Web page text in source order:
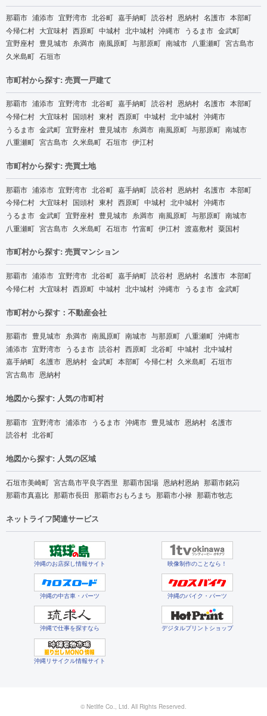
那覇市 浦添市 宜野湾市 北谷町 嘉手納町 読谷村 恩納村 名護市 本部町
今帰仁村 大宜味村 西原町 中城村 北中城村 沖縄市 うるま市 金武町
宜野座村 豊見城市 糸満市 南風原町 与那原町 南城市 八重瀬町 宮古島市
久米島町 石垣市
市町村から探す: 売買一戸建て
那覇市 浦添市 宜野湾市 北谷町 嘉手納町 読谷村 恩納村 名護市 本部町
今帰仁村 大宜味村 国頭村 東村 西原町 中城村 北中城村 沖縄市
うるま市 金武町 宜野座村 豊見城市 糸満市 南風原町 与那原町 南城市
八重瀬町 宮古島市 久米島町 石垣市 伊江村
市町村から探す: 売買土地
那覇市 浦添市 宜野湾市 北谷町 嘉手納町 読谷村 恩納村 名護市 本部町
今帰仁村 大宜味村 国頭村 東村 西原町 中城村 北中城村 沖縄市
うるま市 金武町 宜野座村 豊見城市 糸満市 南風原町 与那原町 南城市
八重瀬町 宮古島市 久米島町 石垣市 竹富町 伊江村 渡嘉敷村 粟国村
市町村から探す: 売買マンション
那覇市 浦添市 宜野湾市 北谷町 嘉手納町 読谷村 恩納村 名護市 本部町
今帰仁村 大宜味村 西原町 中城村 北中城村 沖縄市 うるま市 金武町
市町村から探す：不動産会社
那覇市 豊見城市 糸満市 南風原町 南城市 与那原町 八重瀬町 沖縄市
浦添市 宜野湾市 うるま市 読谷村 西原町 北谷町 中城村 北中城村
嘉手納町 名護市 恩納村 金武町 本部町 今帰仁村 久米島町 石垣市
宮古島市 恩納村
地図から探す: 人気の市町村
那覇市 宜野湾市 浦添市 うるま市 沖縄市 豊見城市 恩納村 名護市
読谷村 北谷町
地図から探す: 人気の区域
石垣市美崎町 宮古島市平良字西里 那覇市国場 恩納村恩納 那覇市銘苅
那覇市真嘉比 那覇市長田 那覇市おもろまち 那覇市小禄 那覇市牧志
ネットライフ関連サービス
沖縄のお店探し情報サイト 映像制作のことなら！
沖縄の中古車・パーツ 沖縄のバイク・パーツ
沖縄で仕事を探すなら デジタルプリントショップ
沖縄リサイクル情報サイト
© Netlife Co., Ltd. All Rights Reserved.